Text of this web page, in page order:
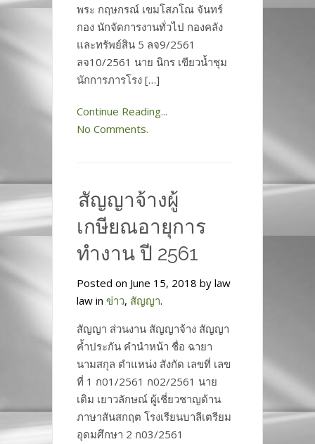
พระ กฤษกรณ์ เขมโสภโณ จันทร์
กอง นักจัดการงานทั่วไป กองคลัง
และทรัพย์สิน 5 ลจ9/2561
ลจ10/2561 นาย นิกร เขียวน้ำชุม
นักการภารโรง […]
Continue Reading...
No Comments.
สัญญาจ้างผู้
เกษียณอายุการ
ทำงาน ปี 2561
Posted on June 15, 2018 by law
law in ข่าว, สัญญา.
สัญญา ส่วนงาน สัญญาจ้าง สัญญา
ค้ำประกัน คำนำหน้า ชื่อ ฉายา
นามสกุล ตำแหน่ง สังกัด เลขที่ เลข
ที่ 1 ก01/2561 ก02/2561 นาย
เติม เยาวลักษณ์ ผู้เชี่ยวชาญด้าน
ภาษาสันสกฤต โรงเรียนบาลีเตรียม
อุดมศึกษา 2 ก03/2561